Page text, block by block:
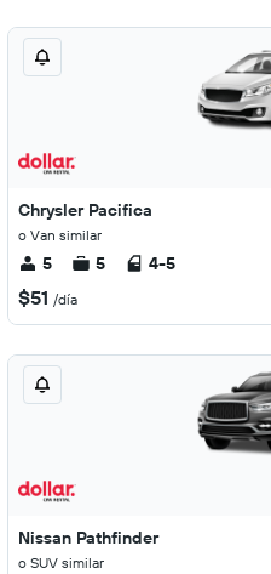
Chrysler Pacifica
o Van similar
5 5 4-5
$51 /día
Nissan Pathfinder
o SUV similar